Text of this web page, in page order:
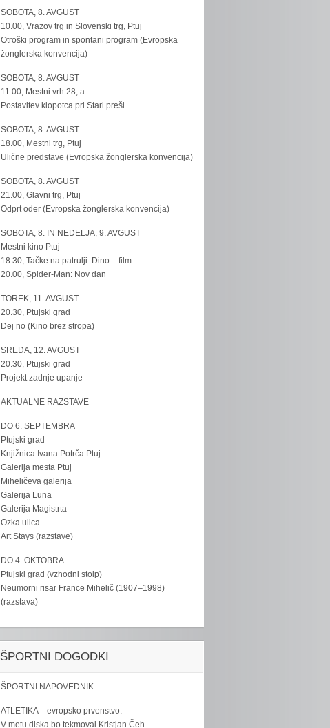
SOBOTA, 8. AVGUST
10.00, Vrazov trg in Slovenski trg, Ptuj
Otroški program in spontani program (Evropska
žonglerska konvencija)
SOBOTA, 8. AVGUST
11.00, Mestni vrh 28, a
Postavitev klopotca pri Stari preši
SOBOTA, 8. AVGUST
18.00, Mestni trg, Ptuj
Ulične predstave (Evropska žonglerska konvencija)
SOBOTA, 8. AVGUST
21.00, Glavni trg, Ptuj
Odprt oder (Evropska žonglerska konvencija)
SOBOTA, 8. IN NEDELJA, 9. AVGUST
Mestni kino Ptuj
18.30, Tačke na patrulji: Dino – film
20.00, Spider-Man: Nov dan
TOREK, 11. AVGUST
20.30, Ptujski grad
Dej no (Kino brez stropa)
SREDA, 12. AVGUST
20.30, Ptujski grad
Projekt zadnje upanje
AKTUALNE RAZSTAVE
DO 6. SEPTEMBRA
Ptujski grad
Knjižnica Ivana Potrča Ptuj
Galerija mesta Ptuj
Miheličeva galerija
Galerija Luna
Galerija Magistrta
Ozka ulica
Art Stays (razstave)
DO 4. OKTOBRA
Ptujski grad (vzhodni stolp)
Neumorni risar France Mihelič (1907–1998)
(razstava)
ŠPORTNI DOGODKI
ŠPORTNI NAPOVEDNIK
ATLETIKA – evropsko prvenstvo:
V metu diska bo tekmoval Kristjan Čeh.